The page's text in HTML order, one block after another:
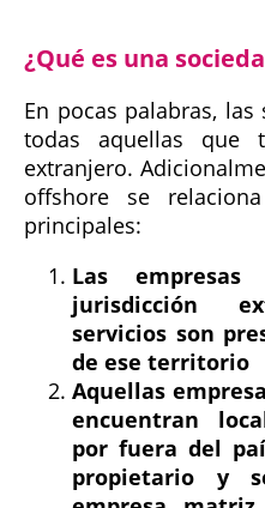
¿Qué es una
En pocas palabras,
todas aquellas que
extranjero.
offshore se
principales:
Las
jurisdicción
servicios son
de ese territorio
Aquellas
encuentran
por fuera del
propietario y